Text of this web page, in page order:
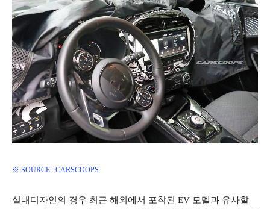
※ SOURCE : CARSCOOPS
실내디자인의 경우 최근 해외에서 포착된 EV 모델과 유사할